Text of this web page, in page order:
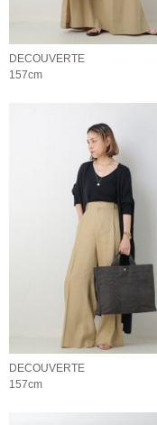
DECOUVERTE
157cm
DECOUVERTE
157cm